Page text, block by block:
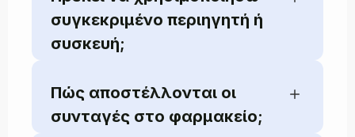
συγκεκριμένο περιηγητή ή
συσκευή;
Πώς αποστέλλονται οι
συνταγές στο φαρμακείο;